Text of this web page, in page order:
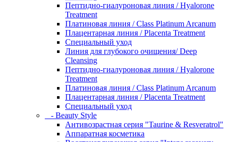
Пептидно-гиалуроновая линия / Hyalorone
Treatment
Платиновая линия / Class Platinum Arcanum
Плацентарная линия / Placenta Treatment
Специальный уход
Линия для глубокого очищения/ Deep
Cleansing
Пептидно-гиалуроновая линия / Hyalorone
Treatment
Платиновая линия / Class Platinum Arcanum
Плацентарная линия / Placenta Treatment
Специальный уход
- Beauty Style
Антивозрастная серия "Taurine & Resveratrol"
Аппаратная косметика